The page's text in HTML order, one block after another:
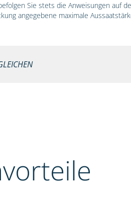
Sie stets die Anweisungen auf
angegebene maximale